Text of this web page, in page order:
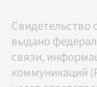
выдано
связи,
коммуникаций